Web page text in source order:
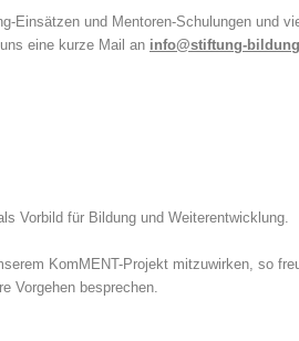
Einsätzen und Mentoren-Schulungen
eine kurze Mail an info@stiftung-
Vorbild für Bildung und Weiterentwicklung.
KomMENT-Projekt mitzuwirken, so
Vorgehen besprechen.